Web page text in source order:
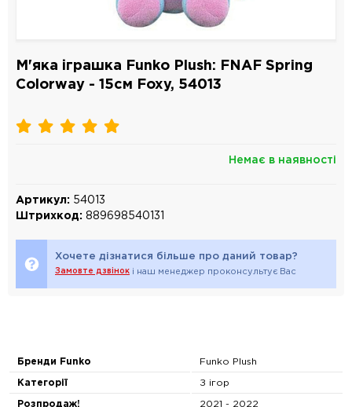
М'яка іграшка Funko Plush: FNAF Spring
Colorway - 15см Foxy, 54013
Немає в наявності
Артикул: 54013
Штрихкод: 889698540131
Хочете дізнатися більше про даний товар?
Замовте дзвінок і наш менеджер проконсультує Вас
Бренди Funko Funko Plush
Категорії З ігор
Розпродаж! 2021 - 2022